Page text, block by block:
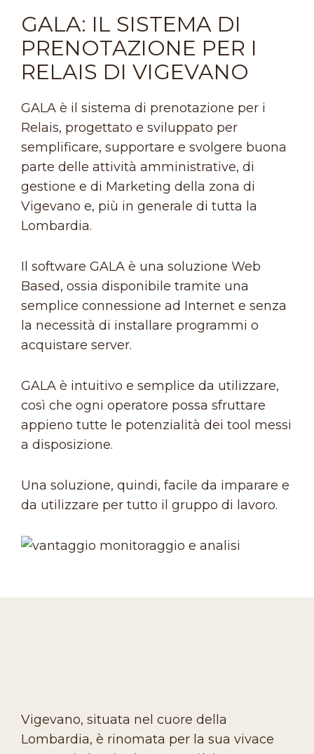
GALA: IL SISTEMA DI
PRENOTAZIONE PER I
RELAIS DI VIGEVANO
GALA è il sistema di prenotazione per i
Relais, progettato e sviluppato per
semplificare, supportare e svolgere buona
parte delle attività amministrative, di
gestione e di Marketing della zona di
Vigevano e, più in generale di tutta la
Lombardia.
Il software GALA è una soluzione Web
Based, ossia disponibile tramite una
semplice connessione ad Internet e senza
la necessità di installare programmi o
acquistare server.
GALA è intuitivo e semplice da utilizzare,
così che ogni operatore possa sfruttare
appieno tutte le potenzialità dei tool messi
a disposizione.
Una soluzione, quindi, facile da imparare e
da utilizzare per tutto il gruppo di lavoro.
Vigevano, situata nel cuore della
Lombardia, è rinomata per la sua vivace